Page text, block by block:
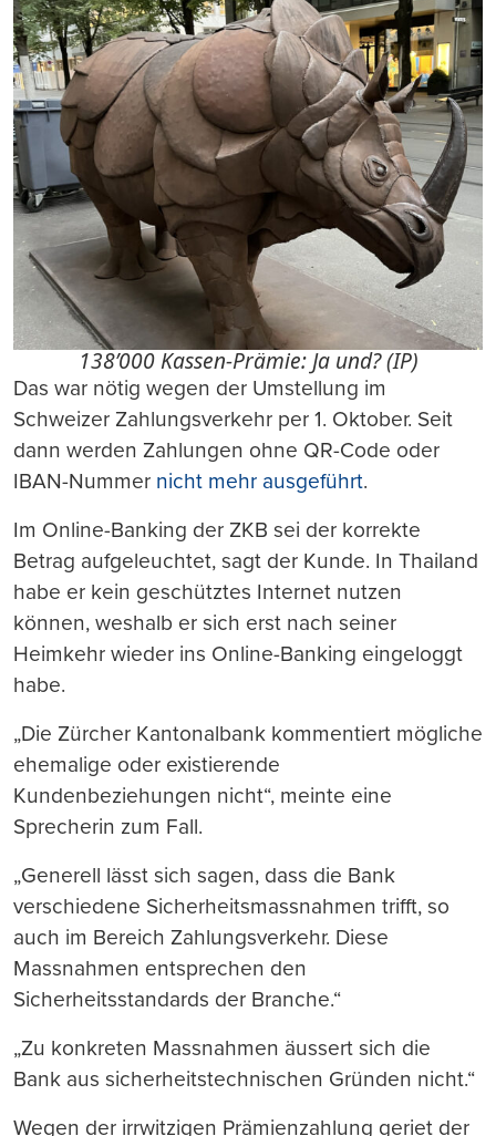
138’000 Kassen-Prämie: Ja und? (IP)
Das war nötig wegen der Umstellung im
Schweizer Zahlungsverkehr per 1. Oktober. Seit
dann werden Zahlungen ohne QR-Code oder
IBAN-Nummer nicht mehr ausgeführt.
Im Online-Banking der ZKB sei der korrekte
Betrag aufgeleuchtet, sagt der Kunde. In Thailand
habe er kein geschütztes Internet nutzen
können, weshalb er sich erst nach seiner
Heimkehr wieder ins Online-Banking eingeloggt
habe.
„Die Zürcher Kantonalbank kommentiert mögliche
ehemalige oder existierende
Kundenbeziehungen nicht“, meinte eine
Sprecherin zum Fall.
„Generell lässt sich sagen, dass die Bank
verschiedene Sicherheitsmassnahmen trifft, so
auch im Bereich Zahlungsverkehr. Diese
Massnahmen entsprechen den
Sicherheitsstandards der Branche.“
„Zu konkreten Massnahmen äussert sich die
Bank aus sicherheitstechnischen Gründen nicht.“
Wegen der irrwitzigen Prämienzahlung geriet der